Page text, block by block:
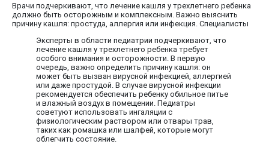
Врачи подчеркивают, что лечение кашля у трехлетнего ребенка
должно быть осторожным и комплексным. Важно выяснить
причину кашля: простуда, аллергия или инфекция. Специалисты
Эксперты в области педиатрии подчеркивают, что
лечение кашля у трехлетнего ребенка требует
особого внимания и осторожности. В первую
очередь, важно определить причину кашля: он
может быть вызван вирусной инфекцией, аллергией
или даже простудой. В случае вирусной инфекции
рекомендуется обеспечить ребенку обильное питье
и влажный воздух в помещении. Педиатры
советуют использовать ингаляции с
физиологическим раствором или отвары трав,
таких как ромашка или шалфей, которые могут
облегчить состояние.